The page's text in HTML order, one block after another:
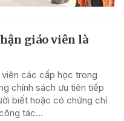
giáo viên là
viên các cấp học trong
chính sách ưu tiên tiếp
biết hoặc có chứng chỉ
tác...